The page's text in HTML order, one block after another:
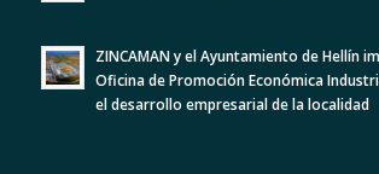
ZINCAMAN y el Ayuntamiento de Hellín
Oficina de Promoción Económica
el desarrollo empresarial de la localidad